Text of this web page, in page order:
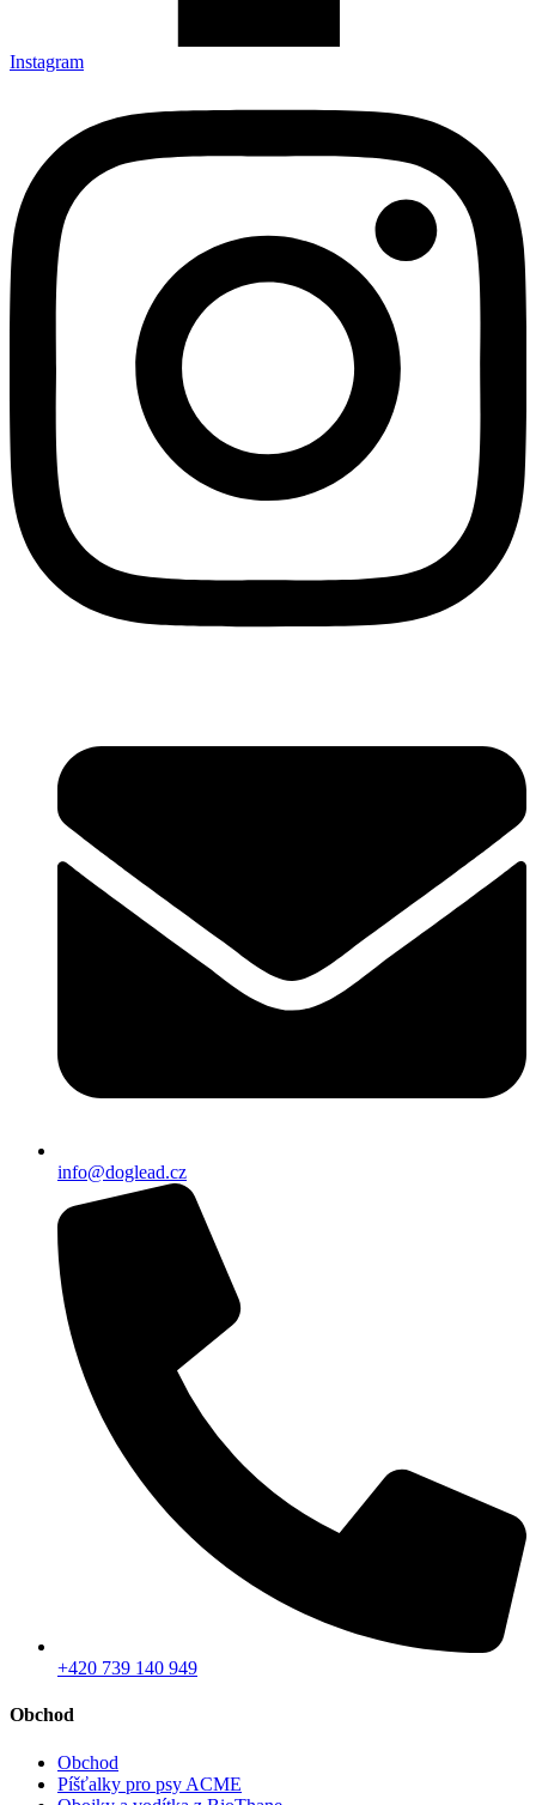
Instagram
info@doglead.cz
+420 739 140 949
Obchod
Obchod
Píšťalky pro psy ACME